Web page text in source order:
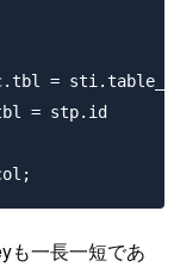
=
= stp.id
も一長一短であ